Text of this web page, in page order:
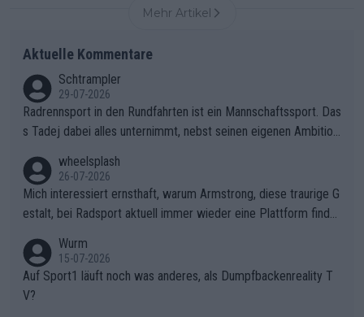
Mehr Artikel
Aktuelle Kommentare
Schtrampler
29-07-2026
Radrennsport in den Rundfahrten ist ein Mannschaftssport. Das
s Tadej dabei alles unternimmt, nebst seinen eigenen Ambition
ganze Team auch mental stark zu machen und konkret am Erf
olg teilzuhaben, ist ihm ganz hoch anzurechnen. Das ist ein Zei
chen weit über den Radsport hinaus.
wheelsplash
26-07-2026
Mich interessiert ernsthaft, warum Armstrong, diese traurige G
estalt, bei Radsport aktuell immer wieder eine Plattform finde
Wurm
15-07-2026
Auf Sport1 läuft noch was anderes, als Dumpfbackenreality T
V?